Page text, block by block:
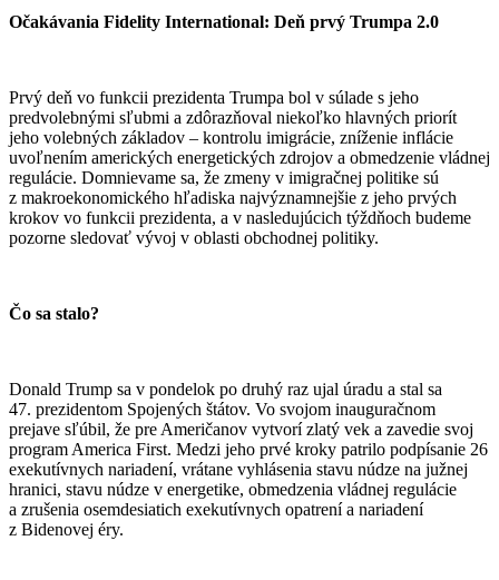
Očakávania Fidelity International: Deň prvý Trumpa 2.0
Prvý deň vo funkcii prezidenta Trumpa bol v súlade s jeho
predvolebnými sľubmi a zdôrazňoval niekoľko hlavných priorít
jeho volebných základov – kontrolu imigrácie, zníženie inflácie
uvoľnením amerických energetických zdrojov a obmedzenie vládnej
regulácie. Domnievame sa, že zmeny v imigračnej politike sú
z makroekonomického hľadiska najvýznamnejšie z jeho prvých
krokov vo funkcii prezidenta, a v nasledujúcich týždňoch budeme
pozorne sledovať vývoj v oblasti obchodnej politiky.
Čo sa stalo?
Donald Trump sa v pondelok po druhý raz ujal úradu a stal sa
47. prezidentom Spojených štátov. Vo svojom inauguračnom
prejave sľúbil, že pre Američanov vytvorí zlatý vek a zavedie svoj
program America First. Medzi jeho prvé kroky patrilo podpísanie 26
exekutívnych nariadení, vrátane vyhlásenia stavu núdze na južnej
hranici, stavu núdze v energetike, obmedzenia vládnej regulácie
a zrušenia osemdesiatich exekutívnych opatrení a nariadení
z Bidenovej éry.